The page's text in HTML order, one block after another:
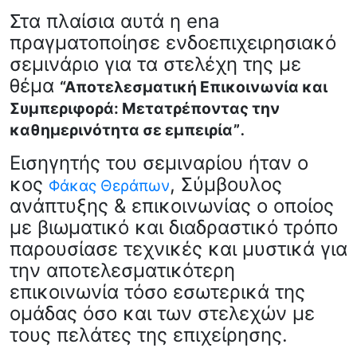
Στα πλαίσια αυτά η ena
πραγματοποίησε ενδοεπιχειρησιακό
σεμινάριο για τα στελέχη της με
θέμα “Αποτελεσματική Επικοινωνία και
Συμπεριφορά: Μετατρέποντας την
καθημερινότητα σε εμπειρία”.
Εισηγητής του σεμιναρίου ήταν ο
κος Φάκας Θεράπων, Σύμβουλος
ανάπτυξης & επικοινωνίας ο οποίος
με βιωματικό και διαδραστικό τρόπο
παρουσίασε τεχνικές και μυστικά για
την αποτελεσματικότερη
επικοινωνία τόσο εσωτερικά της
ομάδας όσο και των στελεχών με
τους πελάτες της επιχείρησης.